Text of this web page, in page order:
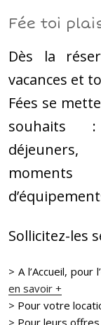
Fée toi
Dès la
vacances et
Fées se
souhaits :
Sollicitez-les
> A l’Accueil,
en savoir +
> Pour votre